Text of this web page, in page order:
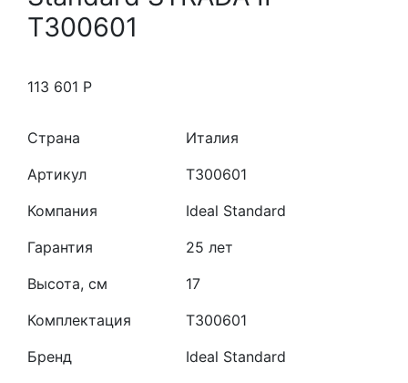
T300601
113 601 Р
Страна
Италия
Артикул
T300601
Компания
Ideal Standard
Гарантия
25 лет
Высота, см
17
Комплектация
T300601
Бренд
Ideal Standard